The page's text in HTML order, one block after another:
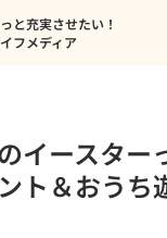
と充実させたい！
フメディア
イースター
ト＆おうち